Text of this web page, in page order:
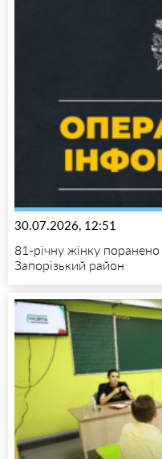
30.07.2026, 12:51
81-річну жінку
Запорізький район